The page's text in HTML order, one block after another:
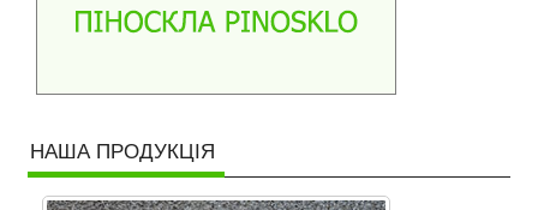
НАША ПРОДУКЦІЯ